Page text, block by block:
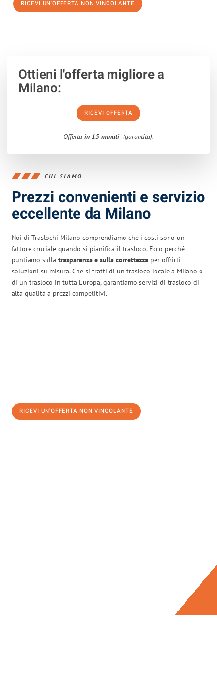
RICEVI UN'OFFERTA NON VINCOLANTE
Ottieni l'offerta migliorea
Milano:
RICEVI OFFERTA
Offerta in 15 minuti (garantita).
CHI SIAMO
Prezzi convenienti e servizio
eccellente da Milano
Noi di Traslochi Milano comprendiamo che i costi sono un
fattore cruciale quando si pianifica il trasloco. Ecco perché
puntiamo sulla trasparenza e sulla correttezza per offrirti
soluzioni su misura. Che si tratti di un trasloco locale a Milano o
di un trasloco in tutta Europa, garantiamo servizi di trasloco di
alta qualità a prezzi competitivi.
RICEVI UN'OFFERTA NON VINCOLANTE